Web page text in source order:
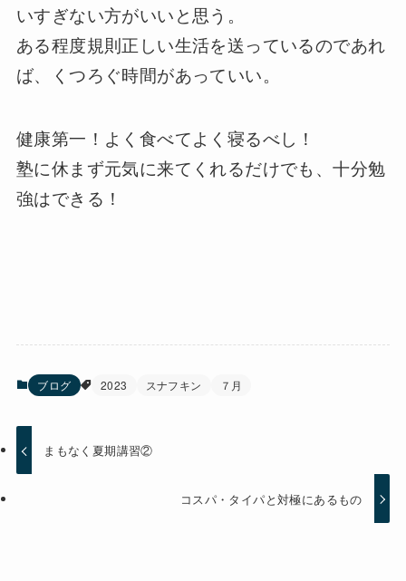
いすぎない方がいいと思う。
ある程度規則正しい生活を送っているのであれ
ば、くつろぐ時間があっていい。
健康第一！よく食べてよく寝るべし！
塾に休まず元気に来てくれるだけでも、十分勉
強はできる！
ブログ 2023 スナフキン ７月
まもなく夏期講習②
コスパ・タイパと対極にあるもの